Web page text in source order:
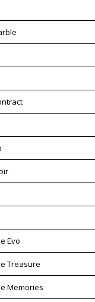
Evo
Treasure
Memories